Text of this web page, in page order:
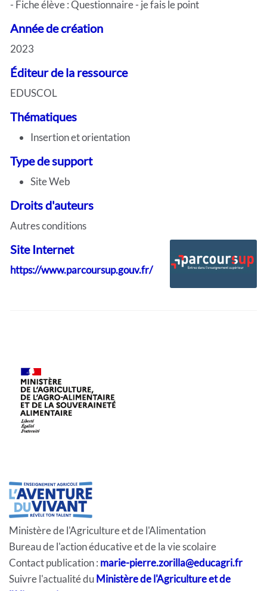
- Fiche élève : Questionnaire - je fais le point
Année de création
2023
Éditeur de la ressource
EDUSCOL
Thématiques
Insertion et orientation
Type de support
Site Web
Droits d'auteurs
Autres conditions
Site Internet
https://www.parcoursup.gouv.fr/
Ministère de l'Agriculture et de l'Alimentation
Bureau de l'action éducative et de la vie scolaire
Contact publication : marie-pierre.zorilla@educagri.fr
Suivre l'actualité duMinistère de l'Agriculture et de